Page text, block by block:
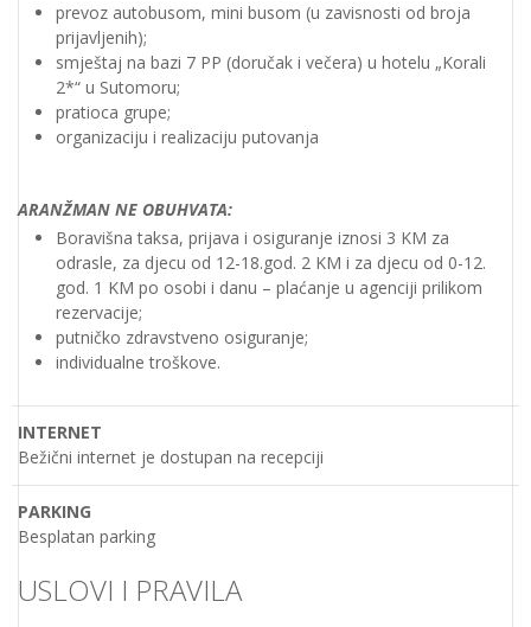
prevoz autobusom, mini busom (u zavisnosti od broja
prijavljenih);
smještaj na bazi 7 PP (doručak i večera) u hotelu „Korali
2*“ u Sutomoru;
pratioca grupe;
organizaciju i realizaciju putovanja
ARANŽMAN NE OBUHVATA:
Boravišna taksa, prijava i osiguranje iznosi 3 KM za
odrasle, za djecu od 12-18.god. 2 KM i za djecu od 0-12.
god. 1 KM po osobi i danu – plaćanje u agenciji prilikom
rezervacije;
putničko zdravstveno osiguranje;
individualne troškove.
INTERNET
Bežični internet je dostupan na recepciji
PARKING
Besplatan parking
USLOVI I PRAVILA